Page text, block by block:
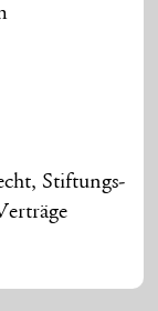
Stiftungs-